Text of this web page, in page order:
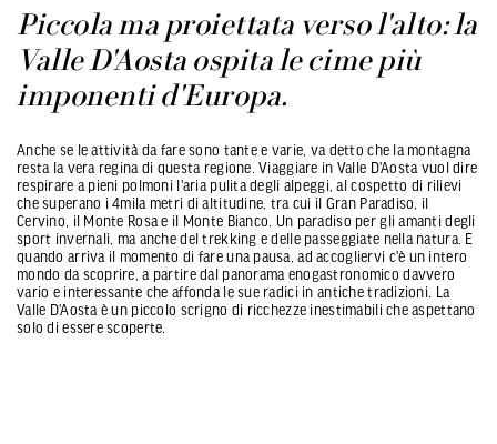
Piccola ma proiettata verso l'alto: la
Valle D'Aosta ospita le cime più
imponenti d'Europa.
Anche se le attività da fare sono tante e varie, va detto che la montagna
resta la vera regina di questa regione. Viaggiare in Valle D'Aosta vuol dire
respirare a pieni polmoni l'aria pulita degli alpeggi, al cospetto di rilievi
che superano i 4mila metri di altitudine, tra cui il Gran Paradiso, il
Cervino, il Monte Rosa e il Monte Bianco. Un paradiso per gli amanti degli
sport invernali, ma anche del trekking e delle passeggiate nella natura. E
quando arriva il momento di fare una pausa, ad accogliervi c'è un intero
mondo da scoprire, a partire dal panorama enogastronomico davvero
vario e interessante che affonda le sue radici in antiche tradizioni. La
Valle D'Aosta è un piccolo scrigno di ricchezze inestimabili che aspettano
solo di essere scoperte.